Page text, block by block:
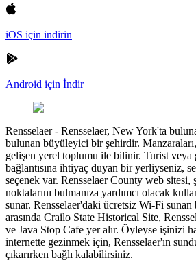
iOS için indirin
Android için İndir
Rensselaer- Rensselaer, New York'ta
bulunan büyüleyici bir şehirdir.
gelişen yerel toplumu ile bilinir. Turist
bağlantısına ihtiyaç duyan bir yerliyseniz,
seçenek var. Rensselaer County web
noktalarını bulmanıza yardımcı olacak
sunar. Rensselaer'daki ücretsiz Wi-Fi sunan
arasında Crailo State Historical Site,
ve Java Stop Cafe yer alır. Öyleyse işinizi
internette gezinmek için, Rensselaer'ın
çıkarırken bağlı kalabilirsiniz.